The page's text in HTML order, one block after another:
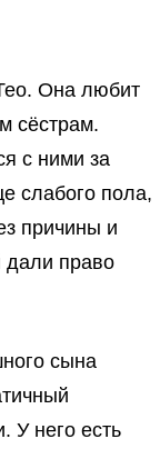
Она любит
сёстрам.
с ними за
слабого пола,
причины и
дали право
сына
У него есть